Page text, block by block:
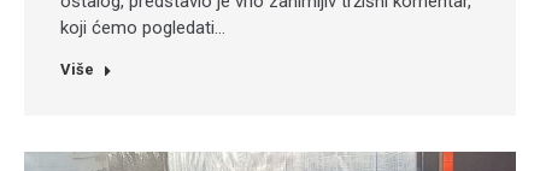
koji ćemo pogledati…
Više